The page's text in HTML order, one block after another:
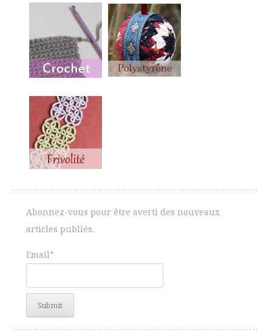
Abonnez-vous pour être averti des nouveaux
articles publiés.
Email*